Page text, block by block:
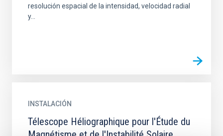
resolución espacial de la intensidad, velocidad radial
y...
INSTALACIÓN
Télescope Héliographique pour l'Étude du